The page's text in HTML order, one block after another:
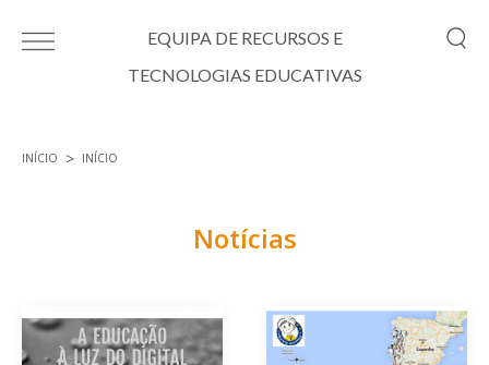
EQUIPA DE RECURSOS E
TECNOLOGIAS EDUCATIVAS
INÍCIO INÍCIO
Notícias
Páginas